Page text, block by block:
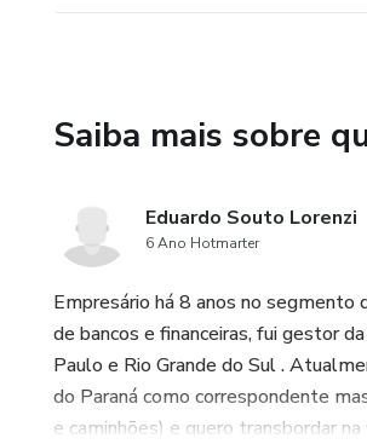
Saiba mais sobre
Eduardo Souto Lorenzi
6 Ano Hotmarter
Empresário há 8 anos no segmento
de bancos e financeiras, fui gestor
Paulo e Rio Grande do Sul .
do Paraná como correspondente
e caminhões) e quero transbordar